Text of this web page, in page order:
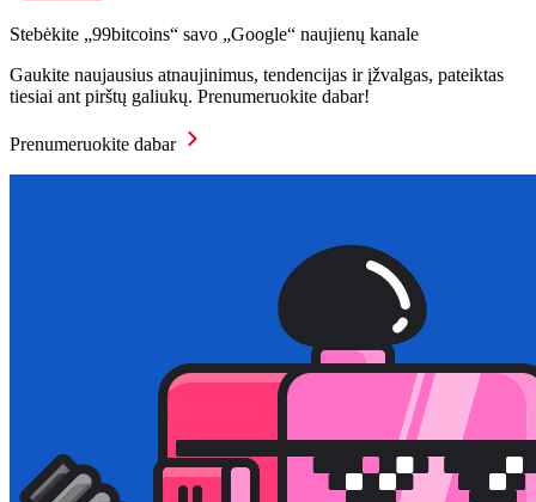
Stebėkite „99bitcoins“ savo „Google“ naujienų kanale
Gaukite naujausius atnaujinimus, tendencijas ir įžvalgas, pateiktas
tiesiai ant pirštų galiukų. Prenumeruokite dabar!
Prenumeruokite dabar